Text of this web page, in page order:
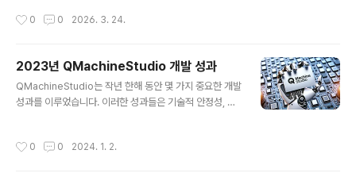
게 향상되었습니다.주요 변화DataGrid 및 ItemDisplay
전반적인 영역에서 의미 있는 변화가 이루어졌습니다.이번
조적 진화의 시작2024년 가장 중요한 변화 중 하나는QM
achineStudio와 XMachineCore의 저장소 통합입니
다.Studio와 Core 간 의존성 문제 해결패키지 참조 및 구
한 플랫폼 재정비 작업이었습니다.2. 스크립트 엔진 및 ..
0 0 2026. 3. 24.
2023년 QMachineStudio 개발 성과
QMachineStudio는 작년 한해 동안 몇 가지 중요한 개발
성과를 이루었습니다. 이러한 성과들은 기술적 안정성, 사
화입니다. 이는 사용자 인터페이스(UI)의 질을 향상시키고,
0 0 2024. 1. 2.